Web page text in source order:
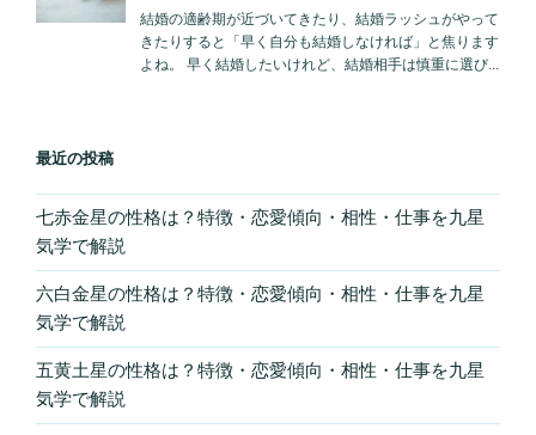
最近の投稿
七赤金星の性格は？特徴・恋愛傾向・相性・仕事を九星
気学で解説
六白金星の性格は？特徴・恋愛傾向・相性・仕事を九星
気学で解説
五黄土星の性格は？特徴・恋愛傾向・相性・仕事を九星
気学で解説